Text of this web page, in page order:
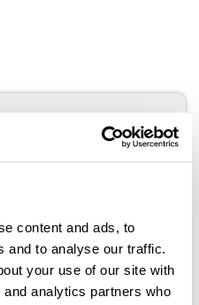
content and ads, to
and to analyse our traffic.
your use of our site with
analytics partners who
avis